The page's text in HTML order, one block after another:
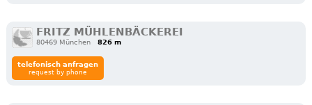
FRITZ MÜHLENBÄCKEREI
80469 München 826 m
telefonisch anfragen
request by phone